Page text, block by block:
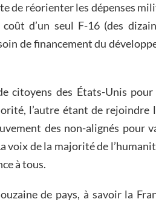
de réorienter les dépenses
d’un seul F-16 (des
de financement du
citoyens des États-Unis pour
l’autre étant de rejoindre
des non-alignés pour
voix de la majorité de
à tous.
de pays, à savoir la